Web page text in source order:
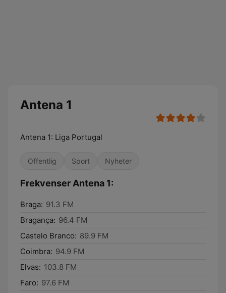
Antena 1
Antena 1: Liga Portugal
Offentlig Sport Nyheter
Frekvenser Antena 1:
Braga: 91.3 FM
Bragança: 96.4 FM
Castelo Branco: 89.9 FM
Coimbra: 94.9 FM
Elvas: 103.8 FM
Faro: 97.6 FM